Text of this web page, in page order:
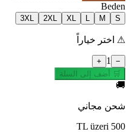
Beden
S
M
XL
2XL
3XL
⚠ اختر خياراً
−
1
+
🛒 أضف إلى السلة
🚚
شحن مجاني
500 TL üzeri